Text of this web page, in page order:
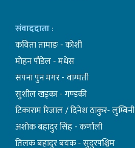
संवाददाता:
कविता तामाङ - कोशी
माेहन पाैडेल - मधेस
सपना पुन मगर - वाग्मती
सुशील खड्का - गण्डकी
टिकाराम रिजाल / दिनेश ठाकुर- लुम्बिनी
अशाेक बहादुर सिंह - कर्णाली
तिलक बहादुर बयक - सुदुरपश्चिम